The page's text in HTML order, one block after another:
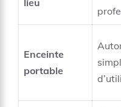
lieu
Enceinte
portable